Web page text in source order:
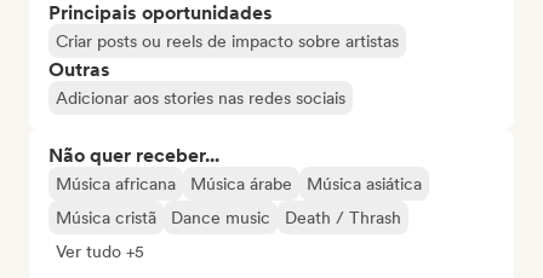
Principais oportunidades
Criar posts ou reels de impacto sobre artistas
Outras
Adicionar aos stories nas redes sociais
Não quer receber...
Música africana Música árabe
Música asiática
Música cristã
Dance music
Death / Thrash
Ver tudo +5